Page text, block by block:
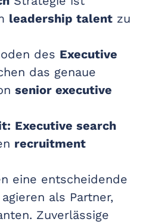
leadership talent zu
des Executive
das genaue
senior executive
Executive search
recruitment
eine entscheidende
agieren als Partner,
Zuverlässige